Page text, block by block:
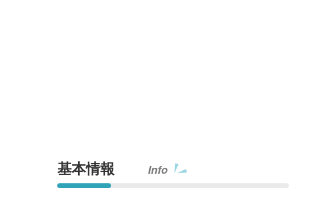
基本情報 Info